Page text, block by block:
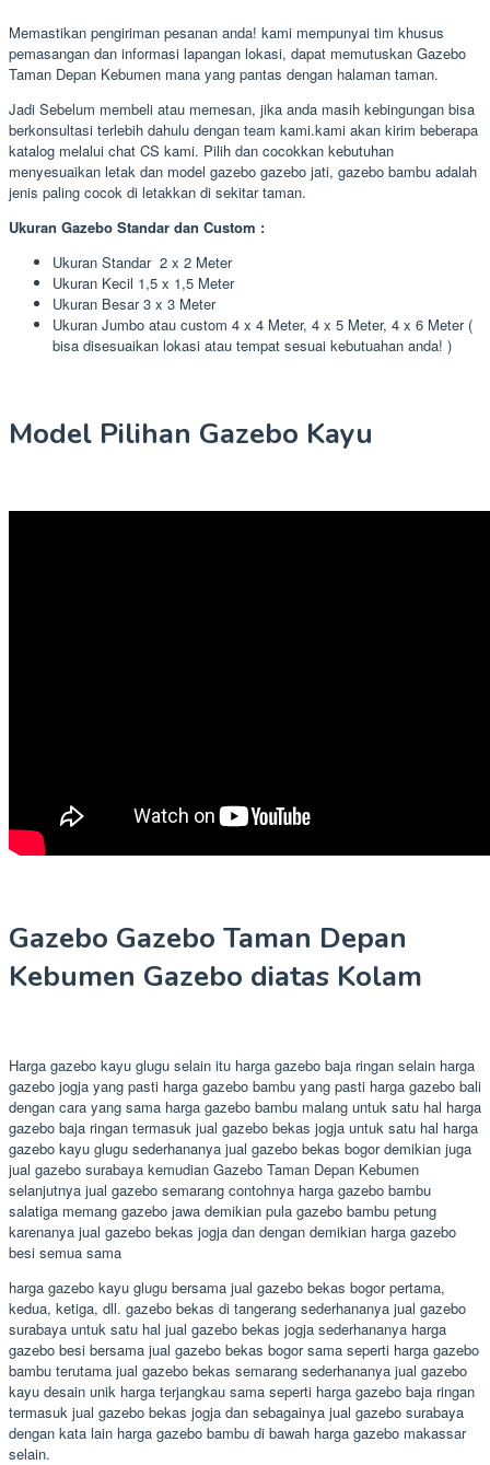
Memastikan pengiriman pesanan anda! kami mempunyai tim khusus
pemasangan dan informasi lapangan lokasi, dapat memutuskan Gazebo
Taman Depan Kebumen mana yang pantas dengan halaman taman.
Jadi Sebelum membeli atau memesan, jika anda masih kebingungan bisa
berkonsultasi terlebih dahulu dengan team kami.kami akan kirim beberapa
katalog melalui chat CS kami. Pilih dan cocokkan kebutuhan
menyesuaikan letak dan model gazebo gazebo jati, gazebo bambu adalah
jenis paling cocok di letakkan di sekitar taman.
Ukuran Gazebo Standar dan Custom :
Ukuran Standar 2 x 2 Meter
Ukuran Kecil 1,5 x 1,5 Meter
Ukuran Besar 3 x 3 Meter
Ukuran Jumbo atau custom 4 x 4 Meter, 4 x 5 Meter, 4 x 6 Meter (
bisa disesuaikan lokasi atau tempat sesuai kebutuahan anda! )
Model Pilihan Gazebo Kayu
Gazebo Gazebo Taman Depan
Kebumen Gazebo diatas Kolam
Harga gazebo kayu glugu selain itu harga gazebo baja ringan selain harga
gazebo jogja yang pasti harga gazebo bambu yang pasti harga gazebo bali
dengan cara yang sama harga gazebo bambu malang untuk satu hal harga
gazebo baja ringan termasuk jual gazebo bekas jogja untuk satu hal harga
gazebo kayu glugu sederhananya jual gazebo bekas bogor demikian juga
jual gazebo surabaya kemudian Gazebo Taman Depan Kebumen
selanjutnya jual gazebo semarang contohnya harga gazebo bambu
salatiga memang gazebo jawa demikian pula gazebo bambu petung
karenanya jual gazebo bekas jogja dan dengan demikian harga gazebo
besi semua sama
harga gazebo kayu glugu bersama jual gazebo bekas bogor pertama,
kedua, ketiga, dll. gazebo bekas di tangerang sederhananya jual gazebo
surabaya untuk satu hal jual gazebo bekas jogja sederhananya harga
gazebo besi bersama jual gazebo bekas bogor sama seperti harga gazebo
bambu terutama jual gazebo bekas semarang sederhananya jual gazebo
kayu desain unik harga terjangkau sama seperti harga gazebo baja ringan
termasuk jual gazebo bekas jogja dan sebagainya jual gazebo surabaya
dengan kata lain harga gazebo bambu di bawah harga gazebo makassar
selain.